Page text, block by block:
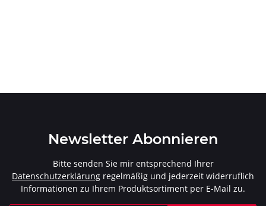
Newsletter Abonnieren
Bitte senden Sie mir entsprechend Ihrer
Datenschutzerklärung regelmäßig und jederzeit widerruflich
Informationen zu Ihrem Produktsortiment per E-Mail zu.